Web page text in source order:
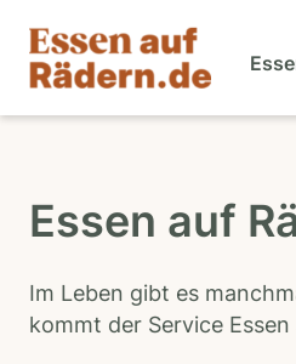
Essen auf
Im Leben gibt es
kommt der Service